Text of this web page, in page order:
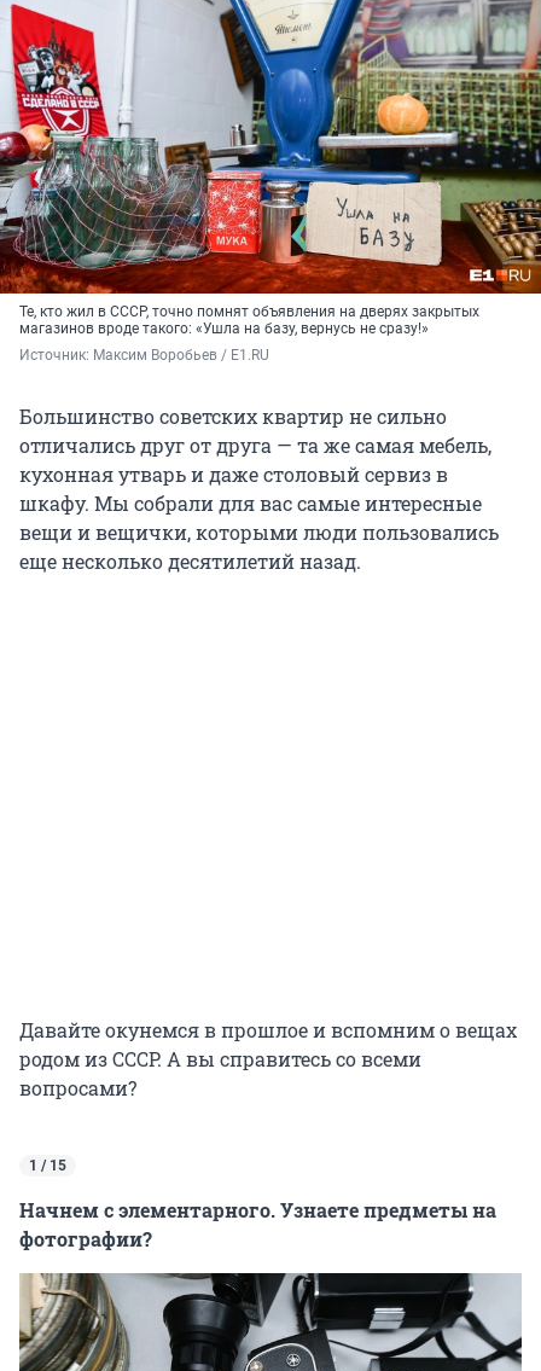
Те, кто жил в СССР, точно помнят объявления на дверях закрытых
магазинов вроде такого: «Ушла на базу, вернусь не сразу!»
Источник: Максим Воробьев / E1.RU
Большинство советских квартир не сильно
отличались друг от друга — та же самая мебель,
кухонная утварь и даже столовый сервиз в
шкафу. Мы собрали для вас самые интересные
вещи и вещички, которыми люди пользовались
еще несколько десятилетий назад.
Давайте окунемся в прошлое и вспомним о вещах
родом из СССР. А вы справитесь со всеми
вопросами?
1 / 15
Начнем с элементарного. Узнаете предметы на
фотографии?